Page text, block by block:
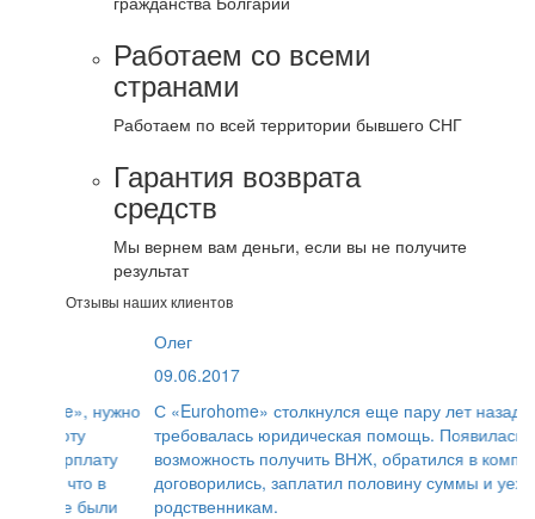
Работаем со всеми
странами
Работаем по всей территории бывшего СНГ
Гарантия возврата
средств
Мы вернем вам деньги, если вы не получите
результат
Отзывы наших клиентов
С «Eurohome» столкнулся еще пару лет назад, когда
требовалась юридическая помощь. Появилась
возможность получить ВНЖ, обратился в компанию,
договорились, заплатил половину суммы и уехал к
родственникам.